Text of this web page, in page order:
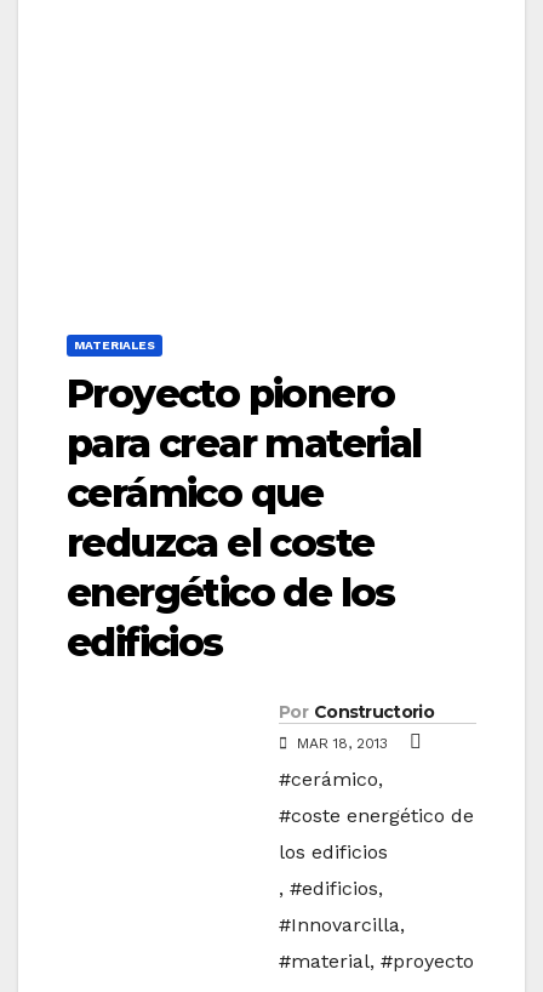
MATERIALES
Proyecto pionero
para crear material
cerámico que
reduzca el coste
energético de los
edificios
Por Constructorio
MAR 18, 2013
#cerámico,
#coste energético de
los edificios
, #edificios,
#Innovarcilla,
#material, #proyecto